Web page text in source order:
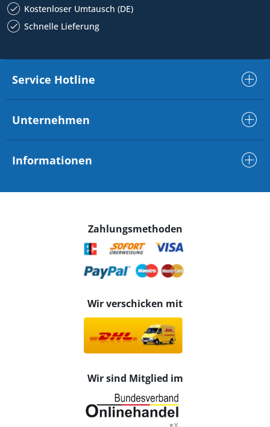
Kostenloser Umtausch (DE)
Schnelle Lieferung
Service Hotline
Unternehmen
Informationen
Zahlungsmethoden
Wir verschicken mit
Wir sind Mitglied im